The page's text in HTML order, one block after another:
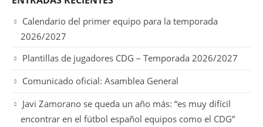
Calendario del primer equipo para la temporada
2026/2027
Plantillas de jugadores CDG – Temporada 2026/2027
Comunicado oficial: Asamblea General
Javi Zamorano se queda un año más: “es muy difícil
encontrar en el fútbol español equipos como el CDG”